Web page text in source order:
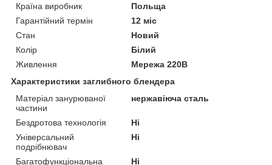
Країна виробник
Польща
Гарантійний термін
12 міс
Стан
Новий
Колір
Білий
Живлення
Мережа 220В
Характеристики заглибного блендера
Матеріал занурюваної
частини
нержавіюча сталь
Бездротова технологія
Ні
Універсальний
подрібнювач
Ні
Багатофункціональна
Ні